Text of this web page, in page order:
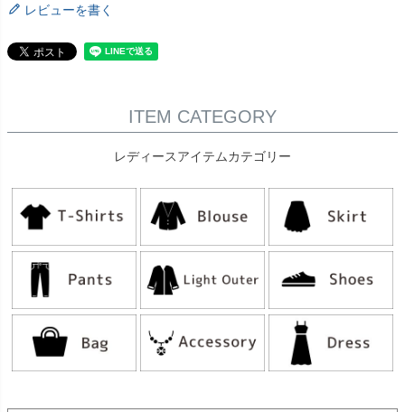
レビューを書く
ITEM CATEGORY
レディースアイテムカテゴリー